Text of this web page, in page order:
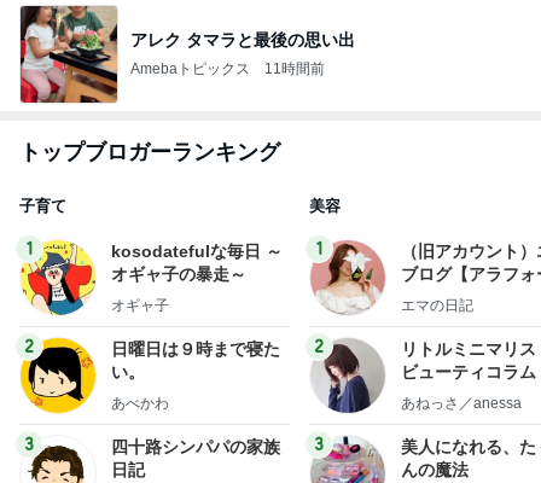
アレク タマラと最後の思い出
Amebaトピックス 11時間前
トップブロガーランキング
子育て
1
kosodatefulな毎日 ～
オギャ子の暴走～
オギャ子
2
日曜日は９時まで寝た
い。
あべかわ
3
四十路シンパパの家族
日記
美容
1
（旧アカウント
ブログ【アラフォ
社売却セカンドラ
エマの日記
2
リトルミニマリス
ビューティコラ
little
あねっさ／anessa
3
美人になれる、た
んの魔法